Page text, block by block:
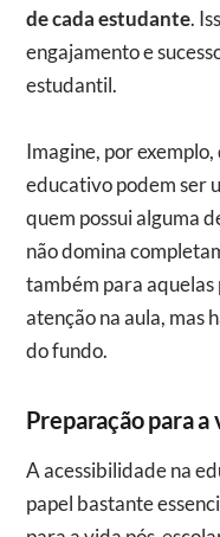
de cada estudante.
engajamento e
estudantil.
Imagine, por exemplo, que as legendas em um vídeo
educativo podem ser
quem possui alguma
não domina
também para aquelas
atenção na aula, mas
do fundo.
Preparação para a
A acessibilidade na educação também desempenha um
papel bastante